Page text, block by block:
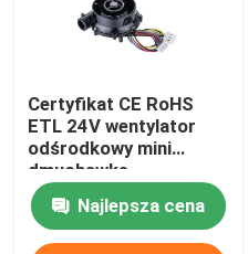
Wycieczka po fabryce
Kontrola jakości
Certyfikat CE RoHS
ETL 24V wentylator
odśrodkowy mini
dmuchawkę
odśrodkową 6,5Kpa
Najlepsza cena